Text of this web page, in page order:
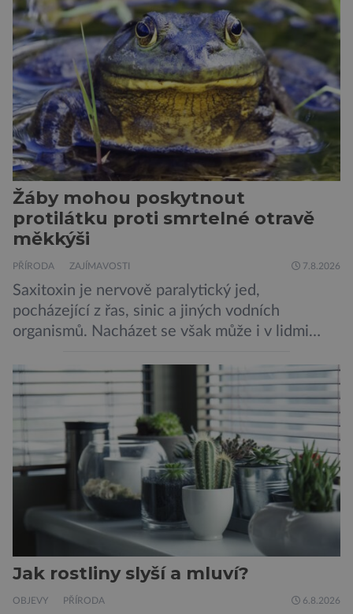
psích slinách, potu, moči a šupinkách kůže,
zachycených v srsti. Vědci nyní geneticky
upravili psy, aby […]
Žáby mohou poskytnout
protilátku proti smrtelné otravě
měkkýši
PŘÍRODA ZAJÍMAVOSTI 7.8.2026
Saxitoxin je nervově paralytický jed,
pocházející z řas, sinic a jiných vodních
organismů. Nacházet se však může i v lidmi
slávky. K příznakům otravy patří paralýza
dýchacích cest, dojít však může až k udušení.
Dosud proti tomuto jedu neexistovala
protilátka, nyní ji zřejmě vědci objevili, ovšem
její zdroj je […]
Jak rostliny slyší a mluví?
OBJEVY PŘÍRODA 6.8.2026